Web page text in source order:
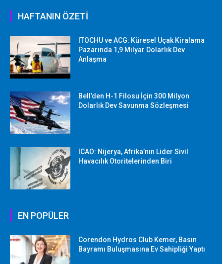
HAFTANIN ÖZETİ
ITOCHU ve ACG: Küresel Uçak Kiralama
Pazarında 1,9 Milyar Dolarlık Dev
Anlaşma
Bell’den H-1 Filosu İçin 300 Milyon
Dolarlık Dev Savunma Sözleşmesi
ICAO: Nijerya, Afrika’nın Lider Sivil
Havacılık Otoritelerinden Biri
EN POPÜLER
Corendon Hydros Club Kemer, Basın
Bayramı Buluşmasına Ev Sahipliği Yaptı